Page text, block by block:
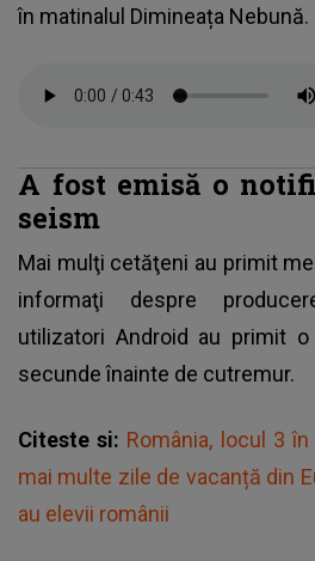
în matinalul Dimineața Nebună.
A fost emisă o
seism
Mai mulţi cetăţeni au primit
informaţi despre
utilizatori Android au primit
secunde înainte de cutremur.
Citeste si: România, locul 3
mai multe zile de vacanță din
au elevii românii